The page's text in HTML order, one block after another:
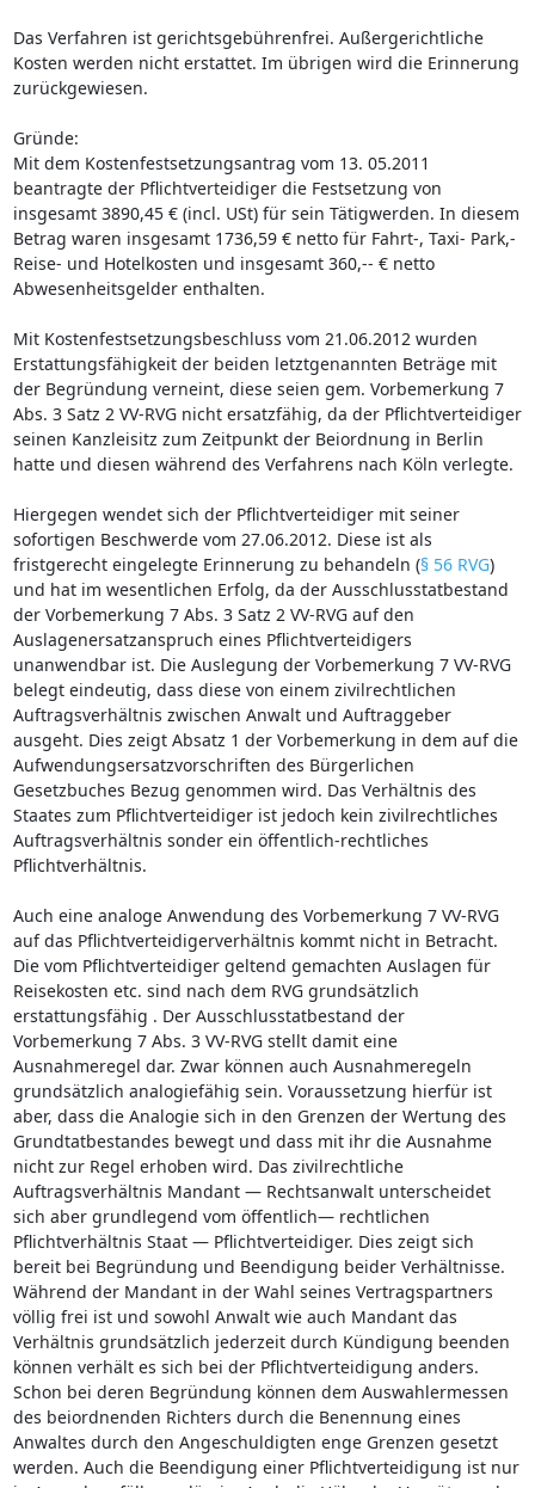
Das Verfahren ist gerichtsgebührenfrei. Außergerichtliche
Kosten werden nicht erstattet. Im übrigen wird die Erinnerung
zurückgewiesen.
Gründe:
Mit dem Kostenfestsetzungsantrag vom 13. 05.2011
beantragte der Pflichtverteidiger die Festsetzung von
insgesamt 3890,45 € (incl. USt) für sein Tätigwerden. In diesem
Betrag waren insgesamt 1736,59 € netto für Fahrt-, Taxi- Park,-
Reise- und Hotelkosten und insgesamt 360,-- € netto
Abwesenheitsgelder enthalten.
Mit Kostenfestsetzungsbeschluss vom 21.06.2012 wurden
Erstattungsfähigkeit der beiden letztgenannten Beträge mit
der Begründung verneint, diese seien gem. Vorbemerkung 7
Abs. 3 Satz 2 VV-RVG nicht ersatzfähig, da der Pflichtverteidiger
seinen Kanzleisitz zum Zeitpunkt der Beiordnung in Berlin
hatte und diesen während des Verfahrens nach Köln verlegte.
Hiergegen wendet sich der Pflichtverteidiger mit seiner
sofortigen Beschwerde vom 27.06.2012. Diese ist als
fristgerecht eingelegte Erinnerung zu behandeln (§ 56 RVG)
und hat im wesentlichen Erfolg, da der Ausschlusstatbestand
der Vorbemerkung 7 Abs. 3 Satz 2 VV-RVG auf den
Auslagenersatzanspruch eines Pflichtverteidigers
unanwendbar ist. Die Auslegung der Vorbemerkung 7 VV-RVG
belegt eindeutig, dass diese von einem zivilrechtlichen
Auftragsverhältnis zwischen Anwalt und Auftraggeber
ausgeht. Dies zeigt Absatz 1 der Vorbemerkung in dem auf die
Aufwendungsersatzvorschriften des Bürgerlichen
Gesetzbuches Bezug genommen wird. Das Verhältnis des
Staates zum Pflichtverteidiger ist jedoch kein zivilrechtliches
Auftragsverhältnis sonder ein öffentlich-rechtliches
Pflichtverhältnis.
Auch eine analoge Anwendung des Vorbemerkung 7 VV-RVG
auf das Pflichtverteidigerverhältnis kommt nicht in Betracht.
Die vom Pflichtverteidiger geltend gemachten Auslagen für
Reisekosten etc. sind nach dem RVG grundsätzlich
erstattungsfähig . Der Ausschlusstatbestand der
Vorbemerkung 7 Abs. 3 VV-RVG stellt damit eine
Ausnahmeregel dar. Zwar können auch Ausnahmeregeln
grundsätzlich analogiefähig sein. Voraussetzung hierfür ist
aber, dass die Analogie sich in den Grenzen der Wertung des
Grundtatbestandes bewegt und dass mit ihr die Ausnahme
nicht zur Regel erhoben wird. Das zivilrechtliche
Auftragsverhältnis Mandant — Rechtsanwalt unterscheidet
sich aber grundlegend vom öffentlich— rechtlichen
Pflichtverhältnis Staat — Pflichtverteidiger. Dies zeigt sich
bereit bei Begründung und Beendigung beider Verhältnisse.
Während der Mandant in der Wahl seines Vertragspartners
völlig frei ist und sowohl Anwalt wie auch Mandant das
Verhältnis grundsätzlich jederzeit durch Kündigung beenden
können verhält es sich bei der Pflichtverteidigung anders.
Schon bei deren Begründung können dem Auswahlermessen
des beiordnenden Richters durch die Benennung eines
Anwaltes durch den Angeschuldigten enge Grenzen gesetzt
werden. Auch die Beendigung einer Pflichtverteidigung ist nur